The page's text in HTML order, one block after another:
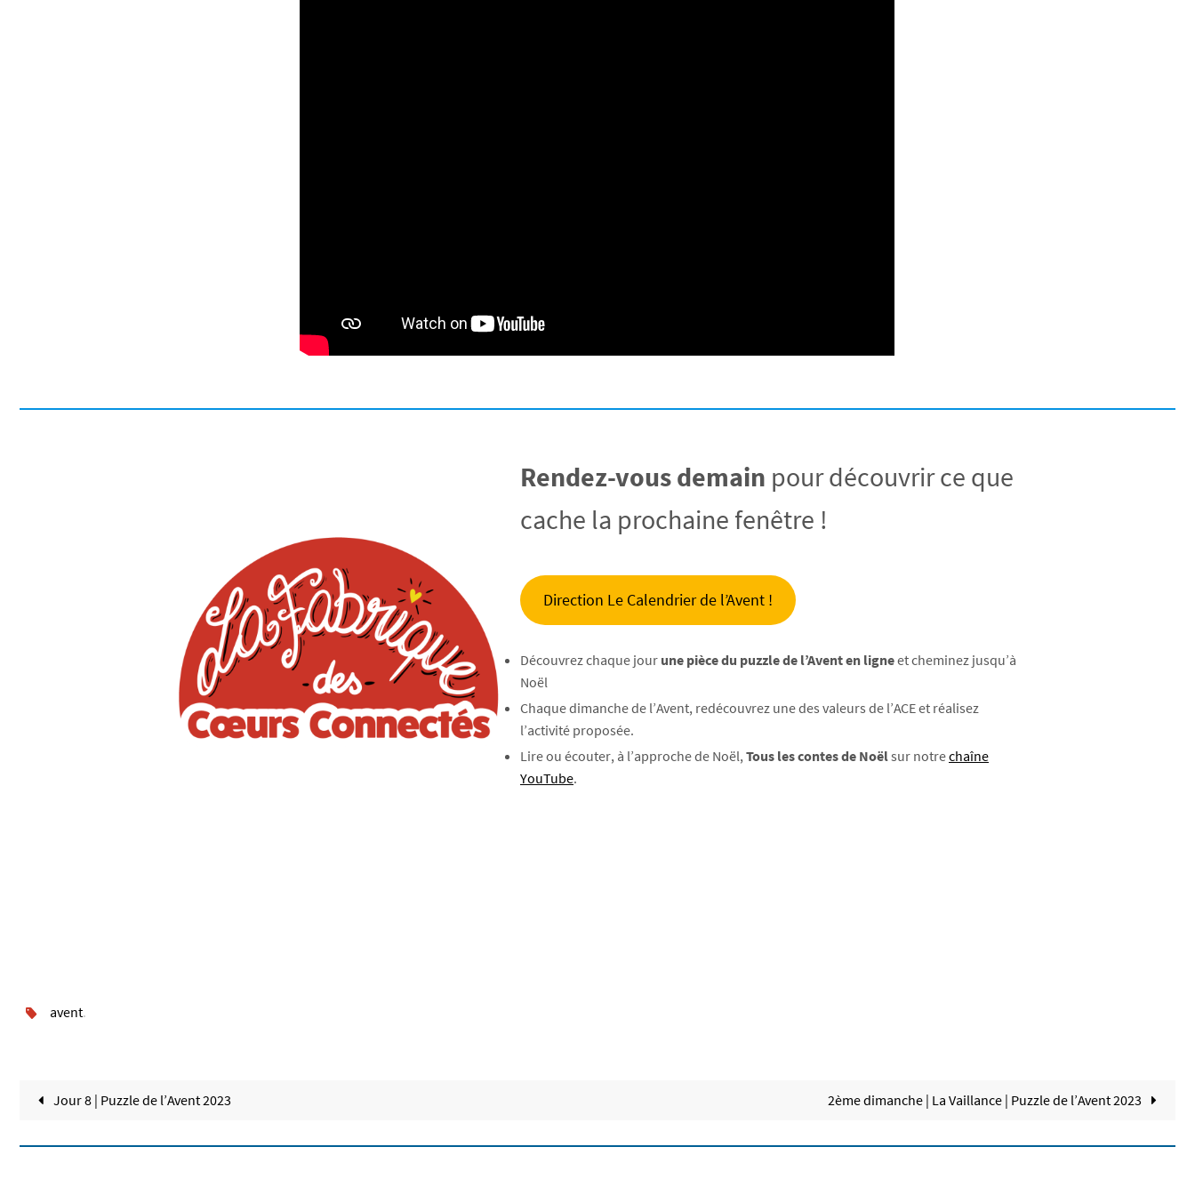
Rendez-vous demain pour découvrir ce que
cache la prochaine fenêtre !
Direction Le Calendrier de l’Avent !
Découvrez chaque jour une pièce du puzzle de l’Avent en ligneet cheminez jusqu’à
Noël
Chaque dimanche de l’Avent, redécouvrez une des valeurs de l’ACE et réalisez
l’activité proposée.
Lire ou écouter, à l’approche de Noël,Tous les contes de Noëlsur notrechaîne
YouTube.
avent.
Jour 8 | Puzzle de l’Avent 2023 2ème dimanche | La Vaillance | Puzzle de l’Avent 2023